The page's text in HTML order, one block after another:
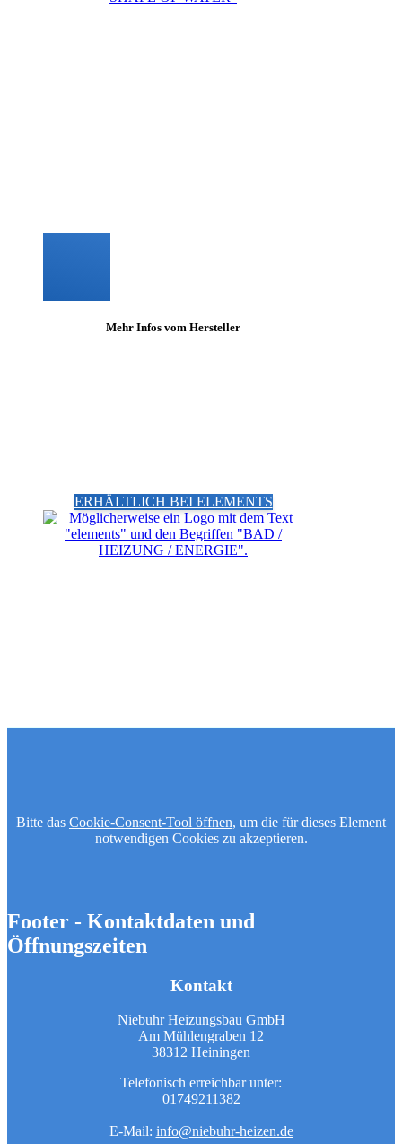
Mehr Infos vom Hersteller
ERHÄLTLICH BEI ELEMENTS
Bitte das Cookie-Consent-Tool öffnen, um die für dieses Element
notwendigen Cookies zu akzeptieren.
Footer - Kontaktdaten und
Öffnungszeiten
Kontakt
Niebuhr Heizungsbau GmbH
Am Mühlengraben 12
38312 Heiningen
Telefonisch erreichbar unter:
01749211382
E-Mail: info@niebuhr-heizen.de